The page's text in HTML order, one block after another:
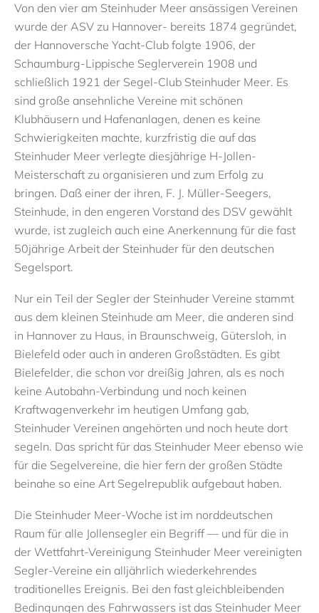
Von den vier am Steinhuder Meer ansässigen Vereinen
wurde der ASV zu Hannover- bereits 1874 gegründet,
der Hannoversche Yacht-Club folgte 1906, der
Schaumburg-Lippische Seglerverein 1908 und
schließlich 1921 der Segel-Club Steinhuder Meer. Es
sind große ansehnliche Vereine mit schönen
Klubhäusern und Hafenanlagen, denen es keine
Schwierigkeiten machte, kurzfristig die auf das
Steinhuder Meer verlegte diesjährige H-Jollen-
Meisterschaft zu organisieren und zum Erfolg zu
bringen. Daß einer der ihren, F. J. Müller-Seegers,
Steinhude, in den engeren Vorstand des DSV gewählt
wurde, ist zugleich auch eine Anerkennung für die fast
50jährige Arbeit der Steinhuder für den deutschen
Segelsport.
Nur ein Teil der Segler der Steinhuder Vereine stammt
aus dem kleinen Steinhude am Meer, die anderen sind
in Hannover zu Haus, in Braunschweig, Gütersloh, in
Bielefeld oder auch in anderen Großstädten. Es gibt
Bielefelder, die schon vor dreißig Jahren, als es noch
keine Autobahn-Verbindung und noch keinen
Kraftwagenverkehr im heutigen Umfang gab,
Steinhuder Vereinen angehörten und noch heute dort
segeln. Das spricht für das Steinhuder Meer ebenso wie
für die Segelvereine, die hier fern der großen Städte
beinahe so eine Art Segelrepublik aufgebaut haben.
Die Steinhuder Meer-Woche ist im norddeutschen
Raum für alle Jollensegler ein Begriff — und für die in
der Wettfahrt-Vereinigung Steinhuder Meer vereinigten
Segler-Vereine ein alljährlich wiederkehrendes
traditionelles Ereignis. Bei den fast gleichbleibenden
Bedingungen des Fahrwassers ist das Steinhuder Meer